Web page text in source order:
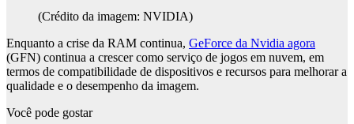
(Crédito da imagem: NVIDIA)
Enquanto a crise da RAM continua, GeForce da Nvidia agora
(GFN) continua a crescer como serviço de jogos em nuvem, em
termos de compatibilidade de dispositivos e recursos para melhorar a
qualidade e o desempenho da imagem.
Você pode gostar